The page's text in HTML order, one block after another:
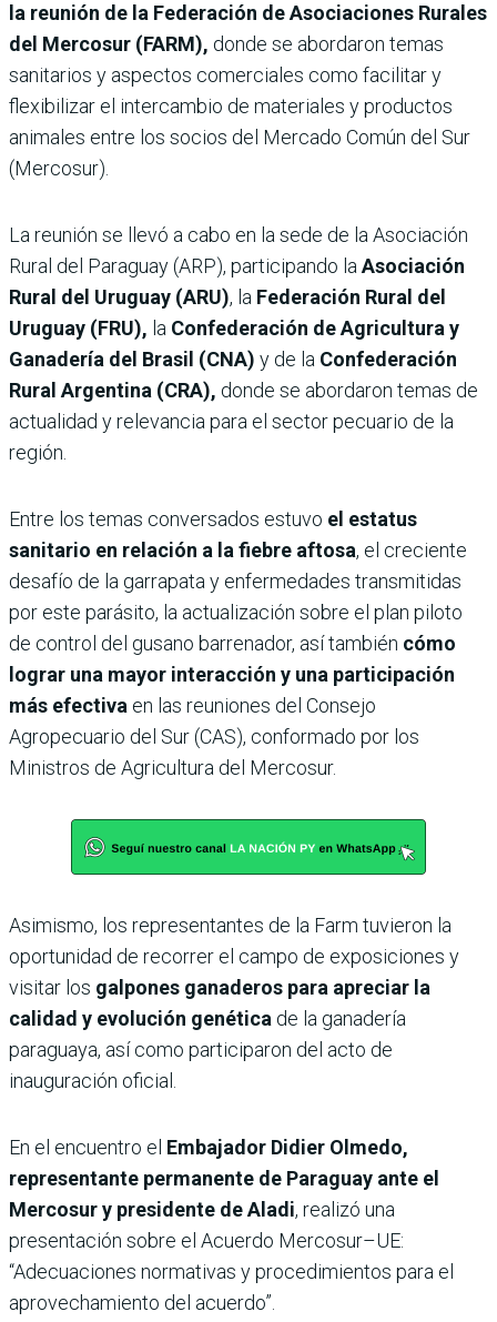
la reunión de la Federación de Asociaciones Rurales
del Mercosur (FARM), donde se abordaron temas
sanitarios y aspectos comerciales como facilitar y
flexibilizar el intercambio de materiales y productos
animales entre los socios del Mercado Común del Sur
(Mercosur).
La reunión se llevó a cabo en la sede de la Asociación
Rural del Paraguay (ARP), participando la Asociación
Rural del Uruguay (ARU), la Federación Rural del
Uruguay (FRU), la Confederación de Agricultura y
Ganadería del Brasil (CNA) y de la Confederación
Rural Argentina (CRA), donde se abordaron temas de
actualidad y relevancia para el sector pecuario de la
región.
Entre los temas conversados estuvo el estatus
sanitario en relación a la fiebre aftosa, el creciente
desafío de la garrapata y enfermedades transmitidas
por este parásito, la actualización sobre el plan piloto
de control del gusano barrenador, así también cómo
lograr una mayor interacción y una participación
más efectiva en las reuniones del Consejo
Agropecuario del Sur (CAS), conformado por los
Ministros de Agricultura del Mercosur.
Asimismo, los representantes de la Farm tuvieron la
oportunidad de recorrer el campo de exposiciones y
visitar los galpones ganaderos para apreciar la
calidad y evolución genética de la ganadería
paraguaya, así como participaron del acto de
inauguración oficial.
En el encuentro el Embajador Didier Olmedo,
representante permanente de Paraguay ante el
Mercosur y presidente de Aladi, realizó una
presentación sobre el Acuerdo Mercosur–UE:
“Adecuaciones normativas y procedimientos para el
aprovechamiento del acuerdo”.